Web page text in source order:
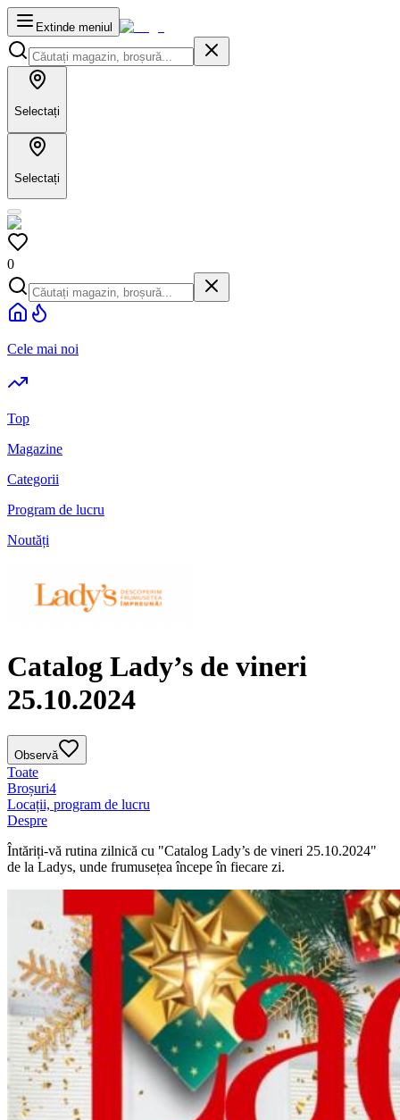
Extinde meniul
Selectați
Selectați
0
Cele mai noi
Top
Magazine
Categorii
Program de lucru
Noutăți
Catalog Lady’s de vineri
25.10.2024
Observă
Toate
Broșuri4
Locații, program de lucru
Despre
Întăriți-vă rutina zilnică cu "Catalog Lady’s de vineri 25.10.2024"
de la Ladys, unde frumusețea începe în fiecare zi.